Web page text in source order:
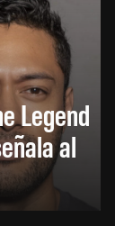
Legend
al